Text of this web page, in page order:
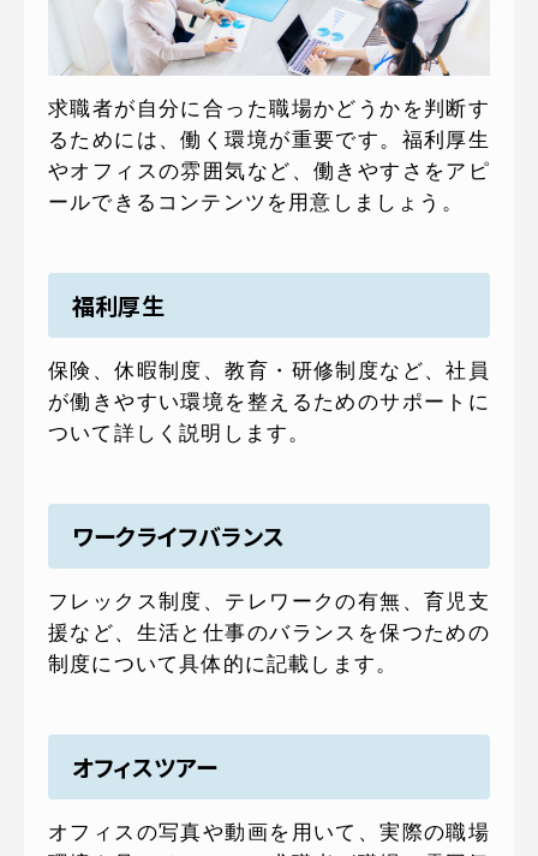
求職者が自分に合った職場かどうかを判断す
るためには、働く環境が重要です。福利厚生
やオフィスの雰囲気など、働きやすさをアピ
ールできるコンテンツを用意しましょう。
福利厚生
保険、休暇制度、教育・研修制度など、社員
が働きやすい環境を整えるためのサポートに
ついて詳しく説明します。
ワークライフバランス
フレックス制度、テレワークの有無、育児支
援など、生活と仕事のバランスを保つための
制度について具体的に記載します。
オフィスツアー
オフィスの写真や動画を用いて、実際の職場